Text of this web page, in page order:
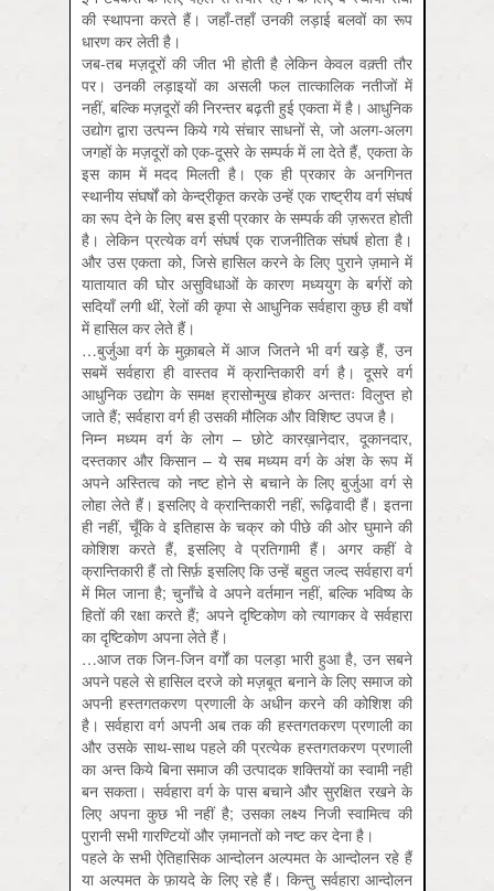
की स्थापना करते हैं। जहाँ-तहाँ उनकी लड़ाई बलवों का रूप
धारण कर लेती है।
जब-तब मज़दूरों की जीत भी होती है लेकिन केवल वक़्ती तौर
पर। उनकी लड़ाइयों का असली फल तात्कालिक नतीजों में
नहीं, बल्कि मज़दूरों की निरन्तर बढ़ती हुई एकता में है। आधुनिक
उद्योग द्वारा उत्पन्न किये गये संचार साधनों से, जो अलग-अलग
जगहों के मज़दूरों को एक-दूसरे के सम्पर्क में ला देते हैं, एकता के
इस काम में मदद मिलती है। एक ही प्रकार के अनगिनत
स्थानीय संघर्षों को केन्द्रीकृत करके उन्हें एक राष्ट्रीय वर्ग संघर्ष
का रूप देने के लिए बस इसी प्रकार के सम्पर्क की ज़रूरत होती
है। लेकिन प्रत्येक वर्ग संघर्ष एक राजनीतिक संघर्ष होता है।
और उस एकता को, जिसे हासिल करने के लिए पुराने ज़माने में
यातायात की घोर असुविधाओं के कारण मध्ययुग के बर्गरों को
सदियाँ लगी थीं, रेलों की कृपा से आधुनिक सर्वहारा कुछ ही वर्षों
में हासिल कर लेते हैं।
…बुर्जुआ वर्ग के मुक़ाबले में आज जितने भी वर्ग खड़े हैं, उन
सबमें सर्वहारा ही वास्तव में क्रान्तिकारी वर्ग है। दूसरे वर्ग
आधुनिक उद्योग के समक्ष ह्रासोन्मुख होकर अन्ततः विलुप्त हो
जाते हैं; सर्वहारा वर्ग ही उसकी मौलिक और विशिष्ट उपज है।
निम्न मध्यम वर्ग के लोग – छोटे कारख़ानेदार, दूकानदार,
दस्तकार और किसान – ये सब मध्यम वर्ग के अंश के रूप में
अपने अस्तित्व को नष्ट होने से बचाने के लिए बुर्जुआ वर्ग से
लोहा लेते हैं। इसलिए वे क्रान्तिकारी नहीं, रूढ़िवादी हैं। इतना
ही नहीं, चूँकि वे इतिहास के चक्र को पीछे की ओर घुमाने की
कोशिश करते हैं, इसलिए वे प्रतिगामी हैं। अगर कहीं वे
क्रान्तिकारी हैं तो सिर्फ़ इसलिए कि उन्हें बहुत जल्द सर्वहारा वर्ग
में मिल जाना है; चुनाँचे वे अपने वर्तमान नहीं, बल्कि भविष्य के
हितों की रक्षा करते हैं; अपने दृष्टिकोण को त्यागकर वे सर्वहारा
का दृष्टिकोण अपना लेते हैं।
…आज तक जिन-जिन वर्गों का पलड़ा भारी हुआ है, उन सबने
अपने पहले से हासिल दरजे को मज़बूत बनाने के लिए समाज को
अपनी हस्तगतकरण प्रणाली के अधीन करने की कोशिश की
है। सर्वहारा वर्ग अपनी अब तक की हस्तगतकरण प्रणाली का
और उसके साथ-साथ पहले की प्रत्येक हस्तगतकरण प्रणाली
का अन्त किये बिना समाज की उत्पादक शक्तियों का स्वामी नहीं
बन सकता। सर्वहारा वर्ग के पास बचाने और सुरक्षित रखने के
लिए अपना कुछ भी नहीं है; उसका लक्ष्य निजी स्वामित्व की
पुरानी सभी गारण्टियों और ज़मानतों को नष्ट कर देना है।
पहले के सभी ऐतिहासिक आन्दोलन अल्पमत के आन्दोलन रहे हैं
या अल्पमत के फ़ायदे के लिए रहे हैं। किन्तु सर्वहारा आन्दोलन